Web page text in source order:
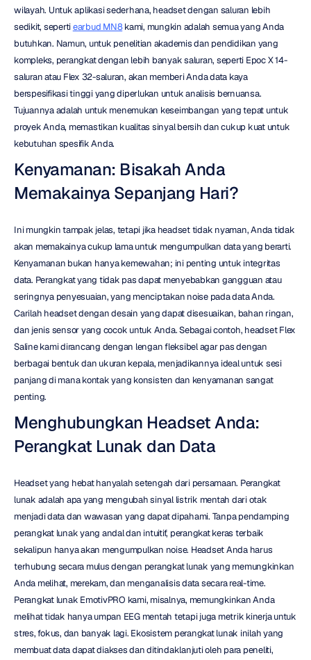
wilayah. Untuk aplikasi sederhana, headset dengan saluran lebih
sedikit, seperti earbud MN8 kami, mungkin adalah semua yang Anda
butuhkan. Namun, untuk penelitian akademis dan pendidikan yang
kompleks, perangkat dengan lebih banyak saluran, seperti Epoc X 14-
saluran atau Flex 32-saluran, akan memberi Anda data kaya
berspesifikasi tinggi yang diperlukan untuk analisis bernuansa.
Tujuannya adalah untuk menemukan keseimbangan yang tepat untuk
proyek Anda, memastikan kualitas sinyal bersih dan cukup kuat untuk
kebutuhan spesifik Anda.
Kenyamanan: Bisakah Anda
Memakainya Sepanjang Hari?
Ini mungkin tampak jelas, tetapi jika headset tidak nyaman, Anda tidak
akan memakainya cukup lama untuk mengumpulkan data yang berarti.
Kenyamanan bukan hanya kemewahan; ini penting untuk integritas
data. Perangkat yang tidak pas dapat menyebabkan gangguan atau
seringnya penyesuaian, yang menciptakan noise pada data Anda.
Carilah headset dengan desain yang dapat disesuaikan, bahan ringan,
dan jenis sensor yang cocok untuk Anda. Sebagai contoh, headset Flex
Saline kami dirancang dengan lengan fleksibel agar pas dengan
berbagai bentuk dan ukuran kepala, menjadikannya ideal untuk sesi
panjang di mana kontak yang konsisten dan kenyamanan sangat
penting.
Menghubungkan Headset Anda:
Perangkat Lunak dan Data
Headset yang hebat hanyalah setengah dari persamaan. Perangkat
lunak adalah apa yang mengubah sinyal listrik mentah dari otak
menjadi data dan wawasan yang dapat dipahami. Tanpa pendamping
perangkat lunak yang andal dan intuitif, perangkat keras terbaik
sekalipun hanya akan mengumpulkan noise. Headset Anda harus
terhubung secara mulus dengan perangkat lunak yang memungkinkan
Anda melihat, merekam, dan menganalisis data secara real-time.
Perangkat lunak EmotivPRO kami, misalnya, memungkinkan Anda
melihat tidak hanya umpan EEG mentah tetapi juga metrik kinerja untuk
stres, fokus, dan banyak lagi. Ekosistem perangkat lunak inilah yang
membuat data dapat diakses dan ditindaklanjuti oleh para peneliti,